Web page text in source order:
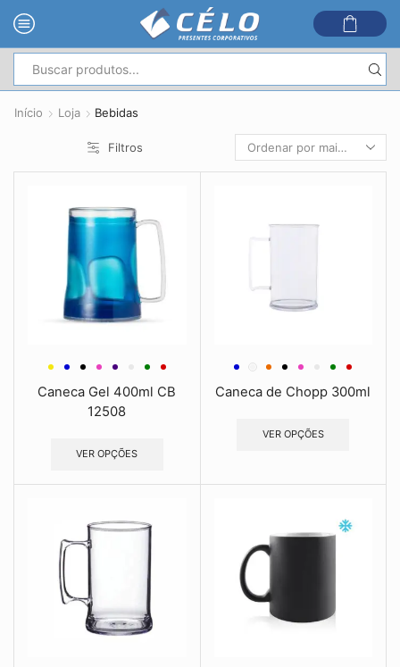
de
Início Loja Bebidas
Filtros
Caneca Gel 400ml CB
12508
VER OPÇÕES
Caneca de Chopp 300ml
VER OPÇÕES